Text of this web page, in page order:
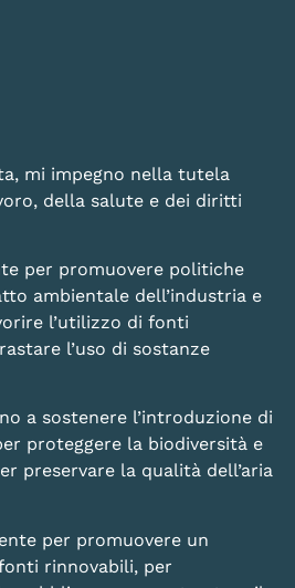
mi impegno nella tutela
della salute e dei diritti
per promuovere politiche
ambientale dell’industria e
l’utilizzo di fonti
l’uso di sostanze
a sostenere l’introduzione di
proteggere la biodiversità e
preservare la qualità dell’aria
per promuovere un
rinnovabili, per